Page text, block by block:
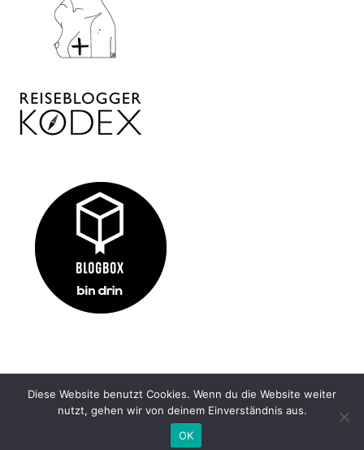
IMPRESSUM KONTAKT DATENSCHUTZ
Diese Website benutzt Cookies. Wenn du die Website weiter
nutzt, gehen wir von deinem Einverständnis aus.
OK